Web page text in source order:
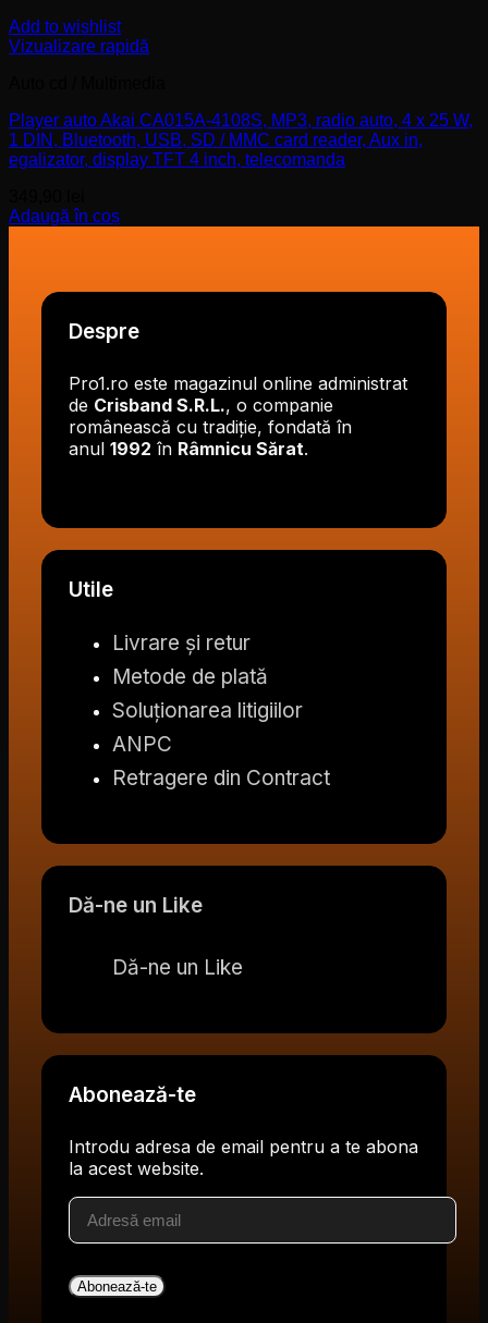
Add to wishlist
Vizualizare rapidă
Player auto Akai CA015A-4108S, MP3, radio auto, 4 x 25 W,
1 DIN, Bluetooth, USB, SD / MMC card reader, Aux in,
egalizator, display TFT 4 inch, telecomanda
Adaugă în coș
Despre
Pro1.ro este magazinul online administrat
de Crisband S.R.L., o companie
românească cu tradiție, fondată în
anul 1992 în Râmnicu Sărat.
Utile
Livrare și retur
Metode de plată
Soluționarea litigiilor
ANPC
Retragere din Contract
Dă-ne un Like
Dă-ne un Like
Abonează-te
Introdu adresa de email pentru a te abona
la acest website.
Adresă
email
Abonează-te